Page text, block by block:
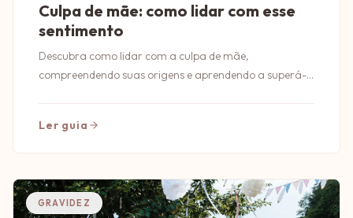
Culpa de mãe: como lidar com esse
sentimento
Descubra como lidar com a culpa de mãe,
compreendendo suas origens e aprendendo a superá-
Ler guia
GRAVIDEZ